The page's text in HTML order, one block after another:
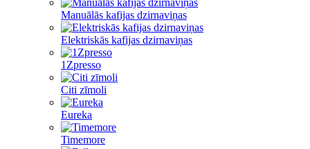
Manuālās kafijas dzirnaviņas
Elektriskās kafijas dzirnaviņas
1Zpresso
Citi zīmoli
Eureka
Timemore